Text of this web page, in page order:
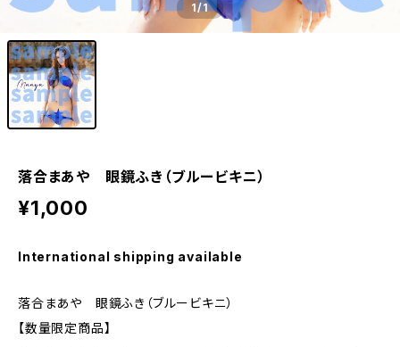
1/1
落合まあや 眼鏡ふき（ブルービキニ）
¥1,000
International shipping available
落合まあや 眼鏡ふき（ブルービキニ）
【数量限定商品】